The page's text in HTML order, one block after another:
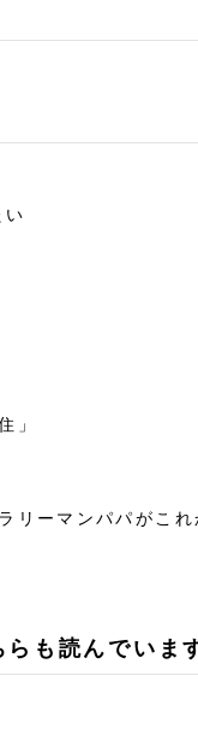
い
」
リーマンパパがこ
らも読んでいま